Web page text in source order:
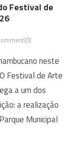
Festival de
neste
Festival de Arte
a um dos
a realização
Municipal